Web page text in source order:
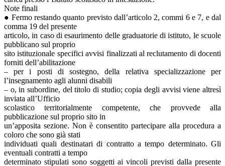
Note finali
● Fermo restando quanto previsto dall’articolo 2, commi 6 e 7, e dal
comma 19 del presente
articolo, in caso di esaurimento delle graduatorie di istituto, le scuole
pubblicano sul proprio
sito istituzionale specifici avvisi finalizzati al reclutamento di docenti
forniti dell’abilitazione
– per i posti di sostegno, della relativa specializzazione per
l’insegnamento agli alunni disabili
– o, in subordine, del titolo di studio; copia degli avvisi viene altresì
inviata all’Ufficio
scolastico territorialmente competente, che provvede alla
pubblicazione sul proprio sito in
un’apposita sezione. Non è consentito partecipare alla procedura a
coloro che sono già stati
individuati quali destinatari di contratto a tempo determinato. Gli
eventuali contratti a tempo
determinato stipulati sono soggetti ai vincoli previsti dalla presente